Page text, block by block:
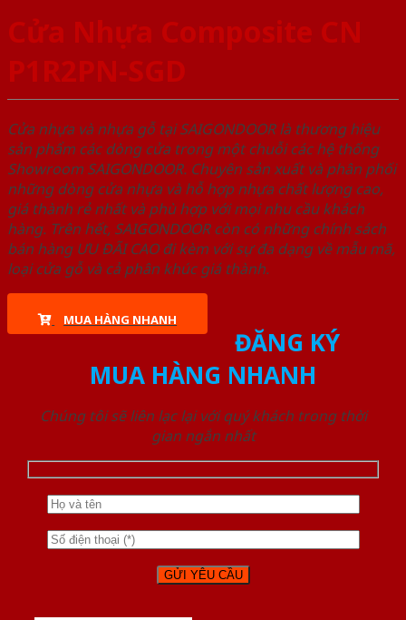
Cửa Nhựa Composite CN
P1R2PN-SGD
Cửa nhựa và nhựa gỗ tại SAIGONDOOR là thương hiệu
sản phẩm các dòng cửa trong một chuỗi các hệ thống
Showroom SAIGONDOOR. Chuyên sản xuất và phân phối
những dòng cửa nhựa và hỗ hợp nhựa chất lượng cao,
giá thành rẻ nhất và phù hợp với mọi nhu cầu khách
hàng. Trên hết, SAIGONDOOR còn có những chính sách
bán hàng ƯU ĐÃI CAO đi kèm với sự đa dạng về mẫu mã,
loại cửa gỗ và cả phân khúc giá thành.
MUA HÀNG NHANH
ĐĂNG KÝ
MUA HÀNG NHANH
Chúng tôi sẽ liên lạc lại với quý khách trong thời
gian ngắn nhất